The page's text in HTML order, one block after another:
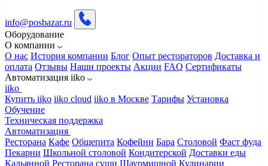
info@posbazar.ru
Оборудование
О компании
О нас История компании Блог Опыт рестораторов Доставка и
оплата Отзывы Наши проекты Акции FAQ Сертификаты
Автоматизация iiko
iiko
Купить iiko iiko cloud iiko в Москве Тарифы Установка
Обучение
Техническая поддержка
Автоматизация
Ресторана Кафе Общепита Кофейни Бара Столовой Фаст фуда
Пекарни Школьной столовой Кондитерской Доставки еды
Кальянной Ресторана суши Шаурмишной Кулинарии